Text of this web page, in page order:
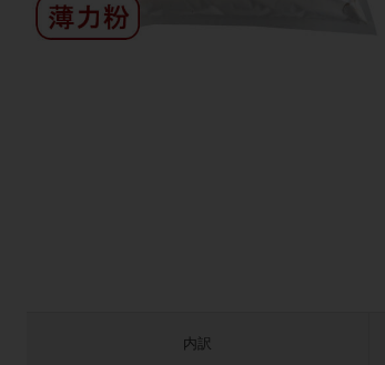
内訳